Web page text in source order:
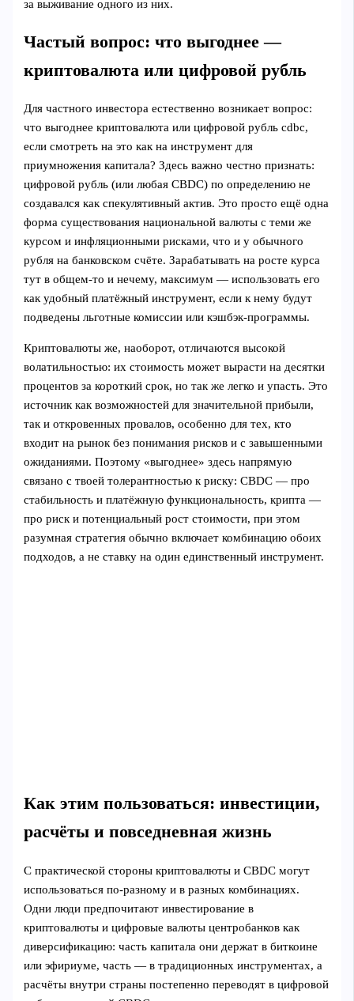
за выживание одного из них.
Частый вопрос: что выгоднее —
криптовалюта или цифровой рубль
Для частного инвестора естественно возникает вопрос:
что выгоднее криптовалюта или цифровой рубль cdbc,
если смотреть на это как на инструмент для
приумножения капитала? Здесь важно честно признать:
цифровой рубль (или любая CBDC) по определению не
создавался как спекулятивный актив. Это просто ещё одна
форма существования национальной валюты с теми же
курсом и инфляционными рисками, что и у обычного
рубля на банковском счёте. Зарабатывать на росте курса
тут в общем-то и нечему, максимум — использовать его
как удобный платёжный инструмент, если к нему будут
подведены льготные комиссии или кэшбэк-программы.
Криптовалюты же, наоборот, отличаются высокой
волатильностью: их стоимость может вырасти на десятки
процентов за короткий срок, но так же легко и упасть. Это
источник как возможностей для значительной прибыли,
так и откровенных провалов, особенно для тех, кто
входит на рынок без понимания рисков и с завышенными
ожиданиями. Поэтому «выгоднее» здесь напрямую
связано с твоей толерантностью к риску: CBDC — про
стабильность и платёжную функциональность, крипта —
про риск и потенциальный рост стоимости, при этом
разумная стратегия обычно включает комбинацию обоих
подходов, а не ставку на один единственный инструмент.
Как этим пользоваться: инвестиции,
расчёты и повседневная жизнь
С практической стороны криптовалюты и CBDC могут
использоваться по-разному и в разных комбинациях.
Одни люди предпочитают инвестирование в
криптовалюты и цифровые валюты центробанков как
диверсификацию: часть капитала они держат в биткоине
или эфириуме, часть — в традиционных инструментах, а
расчёты внутри страны постепенно переводят в цифровой